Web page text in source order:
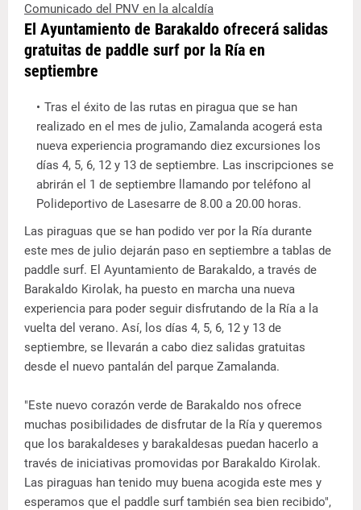
Comunicado del PNV en la alcaldía
El Ayuntamiento de Barakaldo ofrecerá salidas
gratuitas de paddle surf por la Ría en
septiembre
Tras el éxito de las rutas en piragua que se han
realizado en el mes de julio, Zamalanda acogerá esta
nueva experiencia programando diez excursiones los
días 4, 5, 6, 12 y 13 de septiembre. Las inscripciones se
abrirán el 1 de septiembre llamando por teléfono al
Polideportivo de Lasesarre de 8.00 a 20.00 horas.
Las piraguas que se han podido ver por la Ría durante
este mes de julio dejarán paso en septiembre a tablas de
paddle surf. El Ayuntamiento de Barakaldo, a través de
Barakaldo Kirolak, ha puesto en marcha una nueva
experiencia para poder seguir disfrutando de la Ría a la
vuelta del verano. Así, los días 4, 5, 6, 12 y 13 de
septiembre, se llevarán a cabo diez salidas gratuitas
desde el nuevo pantalán del parque Zamalanda.
"Este nuevo corazón verde de Barakaldo nos ofrece
muchas posibilidades de disfrutar de la Ría y queremos
que los barakaldeses y barakaldesas puedan hacerlo a
través de iniciativas promovidas por Barakaldo Kirolak.
Las piraguas han tenido muy buena acogida este mes y
esperamos que el paddle surf también sea bien recibido",